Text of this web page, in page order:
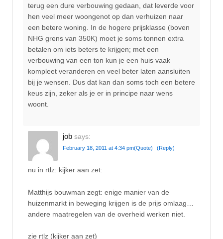
terug een dure verbouwing gedaan, dat leverde voor
hen veel meer woongenot op dan verhuizen naar
een betere woning. In de hogere prijsklasse (boven
NHG grens van 350K) moet je soms tonnen extra
betalen om iets beters te krijgen; met een
verbouwing van een ton kun je een huis vaak
kompleet veranderen en veel beter laten aansluiten
bij je wensen. Dus dat kan dan soms toch een betere
keus zijn, zeker als je er in principe naar wens
woont.
job says:
February 18, 2011 at 4:34 pm(Quote) (Reply)
nu in rtlz: kijker aan zet:
Matthijs bouwman zegt: enige manier van de
huizenmarkt in beweging krijgen is de prijs omlaag…
andere maatregelen van de overheid werken niet.
zie rtlz (kijker aan zet)